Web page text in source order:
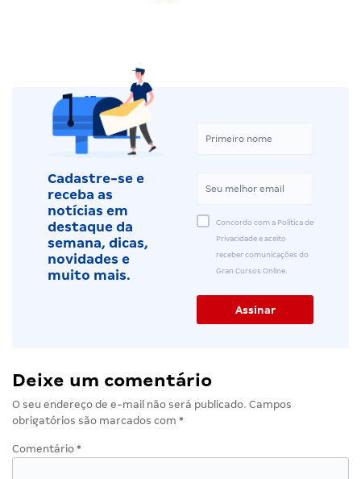
Cadastre-se e
receba as
notícias em
destaque da
semana, dicas,
novidades e
muito mais.
Concordo com a Política de
Privacidade e aceito
receber comunicações do
Gran Cursos Online.
Deixe um comentário
O seu endereço de e-mail não será publicado. Campos
obrigatórios são marcados com *
Comentário *